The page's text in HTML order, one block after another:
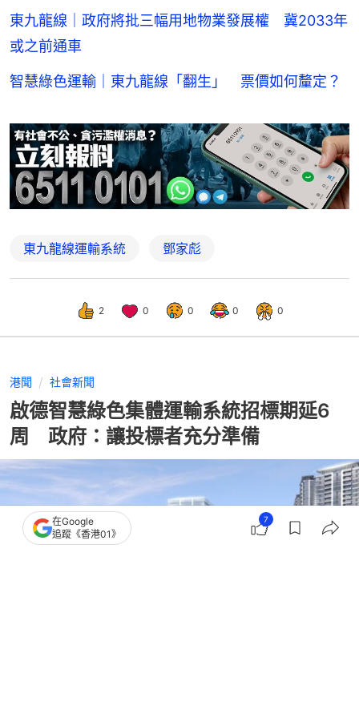
東九龍線｜政府將批三幅用地物業發展權 冀2033年
或之前通車
智慧綠色運輸｜東九龍線「翻生」 票價如何釐定？
東九龍線運輸系統 鄧家彪
2 0 0 0 0
港聞 社會新聞
啟德智慧綠色集體運輸系統招標期延6
周 政府：讓投標者充分準備
在Google
追蹤《香港01》
7